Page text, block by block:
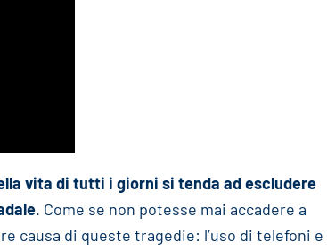
vita di tutti i giorni si tenda ad escludere
. Come se non potesse mai accadere a
causa di queste tragedie: l’uso di telefoni e